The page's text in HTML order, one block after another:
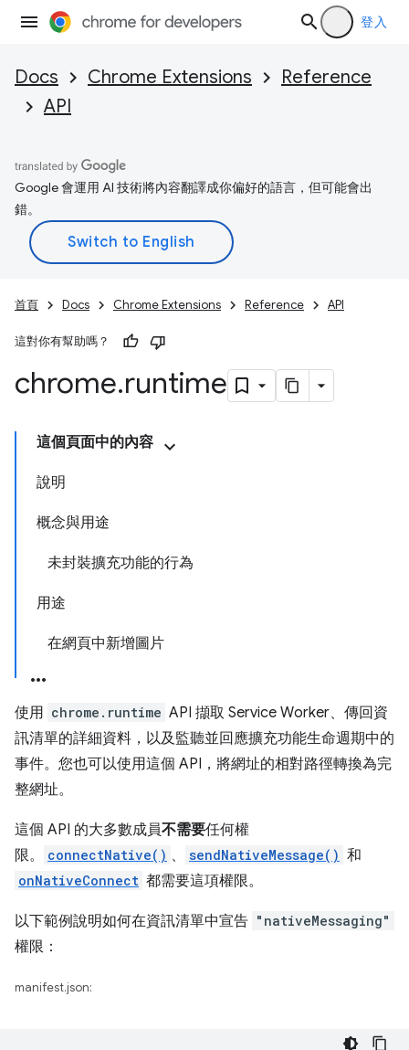
登入
Docs Chrome Extensions
Reference
API
Google 會運用 AI 技術將內容翻譯成你偏好的語言，但可能會出
錯。
首頁 Docs Chrome Extensions Reference API
這對你有幫助嗎？
chrome.runtime
這個頁面中的內容
說明
概念與用途
未封裝擴充功能的行為
用途
在網頁中新增圖片
使用 chrome.runtime API 擷取 Service Worker、傳回資
訊清單的詳細資料，以及監聽並回應擴充功能生命週期中的
事件。您也可以使用這個 API，將網址的相對路徑轉換為完
整網址。
這個 API 的大多數成員不需要任何權
限。
connectNative() 、 sendNativeMessage() 和
onNativeConnect 都需要這項權限。
以下範例說明如何在資訊清單中宣告 "nativeMessaging"
權限：
manifest.json: